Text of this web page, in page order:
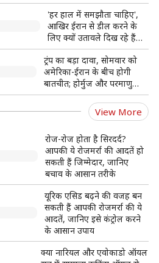
जताई चिंता
'हर हाल में समझौता चाहिए',
आखिर ईरान से डील करने के
लिए क्यों उतावले दिख रहे हैं
डोनाल्ड ट्रंप?
ट्रंप का बड़ा दावा, सोमवार को
अमेरिका-ईरान के बीच होगी
बातचीत; होर्मुज और परमाणु
समझौते के भी दिए संकेत
View More
रोज-रोज होता है सिरदर्द?
आपकी ये रोजमर्रा की आदतें हो
सकती हैं जिम्मेदार, जानिए
बचाव के आसान तरीके
यूरिक एसिड बढ़ने की वजह बन
सकती हैं आपकी रोजमर्रा की ये
आदतें, जानिए इसे कंट्रोल करने
के आसान उपाय
क्या नारियल और एवोकाडो ऑयल